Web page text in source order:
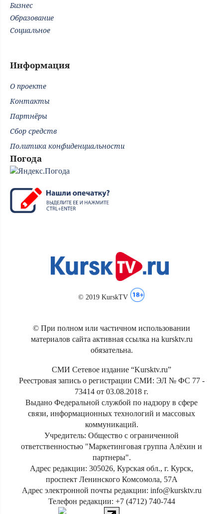
Бизнес
Образование
Социальное
Информация
О проекте
Контакты
Партнёры
Сбор средств
Политика конфиденциальности
Погода
© 2019 KurskTV
© При полном или частичном использовании
материалов сайта активная ссылка на kursktv.ru
обязательна.
СМИ Сетевое издание “Kursktv.ru”
Реестровая запись о регистрации СМИ: ЭЛ № ФС 77 -
73414 от 03.08.2018 г.
Выдано Федеральной службой по надзору в сфере
связи, информационных технологий и массовых
коммуникаций.
Учредитель: Общество с ограниченной
ответственностью "Маркетинговая группа Алёхин и
партнеры".
Адрес редакции: 305026, Курская обл., г. Курск,
проспект Ленинского Комсомола, 57А
Адрес электронной почты редакции: info@kursktv.ru
Телефон редакции: +7 (4712) 740-744